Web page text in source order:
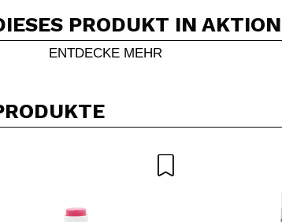
oder Foto teilen
das erste sein. Stell es dir vor...
PRODUKT IN
ENTDECKE MEHR